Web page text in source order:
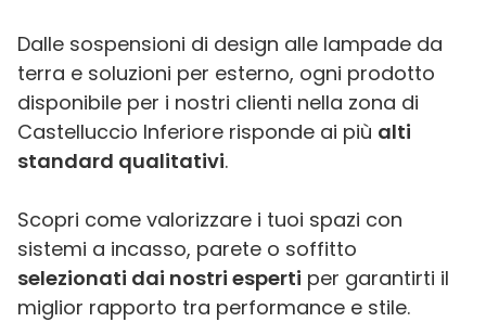
Dalle sospensioni di design alle lampade da
terra e soluzioni per esterno, ogni prodotto
disponibile per i nostri clienti nella zona di
Castelluccio Inferiore risponde ai più alti
standard qualitativi.
Scopri come valorizzare i tuoi spazi con
sistemi a incasso, parete o soffitto
selezionati dai nostri esperti per garantirti il
miglior rapporto tra performance e stile.